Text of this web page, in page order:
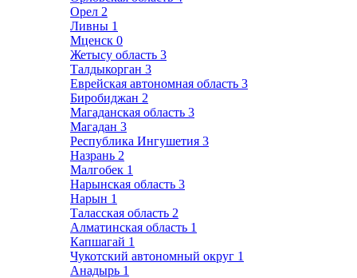
Орел 2
Ливны 1
Мценск 0
Жетысу область 3
Талдыкорган 3
Еврейская автономная область 3
Биробиджан 2
Магаданская область 3
Магадан 3
Республика Ингушетия 3
Назрань 2
Малгобек 1
Нарынская область 3
Нарын 1
Таласская область 2
Алматинская область 1
Капшагай 1
Чукотский автономный округ 1
Анадырь 1